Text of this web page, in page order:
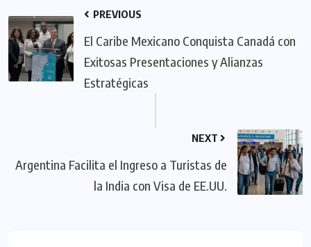
PREVIOUS
El Caribe Mexicano Conquista Canadá con
Exitosas Presentaciones y Alianzas
Estratégicas
NEXT
Argentina Facilita el Ingreso a Turistas de
la India con Visa de EE.UU.